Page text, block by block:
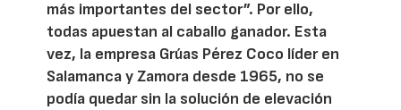
más importantes del sector”. Por ello,
todas apuestan al caballo ganador. Esta
vez, la empresa Grúas Pérez Coco líder en
Salamanca y Zamora desde 1965, no se
podía quedar sin la solución de elevación